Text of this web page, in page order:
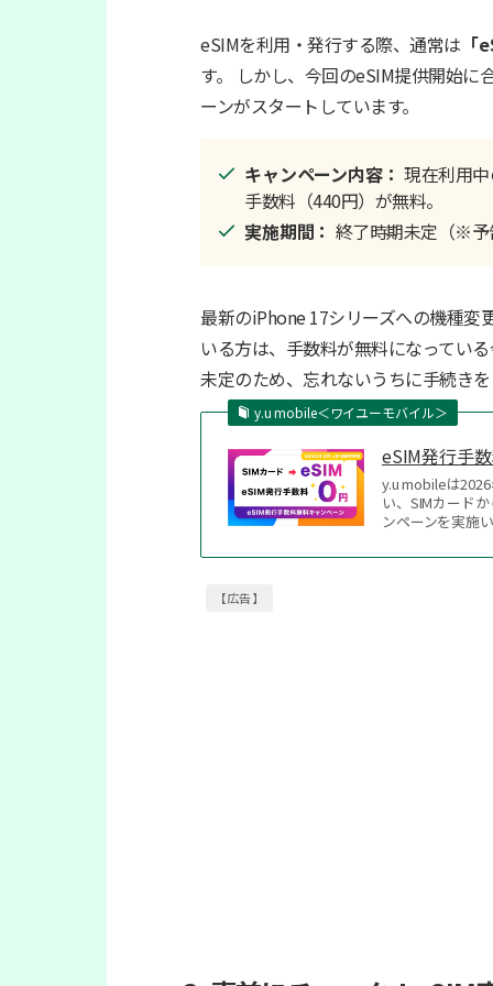
eSIMを利用・発行する際、通常は
す。 しかし、今回のeSIM提供開始
ーンがスタートしています。
キャンペーン内容： 現在利用
手数料（440円）が無料。
実施期間： 終了時期未定（※予
最新のiPhone 17シリーズへの機種変
いる方は、手数料が無料になってい
未定のため、忘れないうちに手続き
y.u mobile＜ワイユーモバイル＞
eSIM発行手
y.u mobileは
い、SIMカード
ンペーンを実施
【広告】